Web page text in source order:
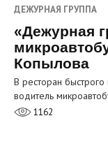
ДЕЖУРНАЯ ГРУППА
«Дежурная
Копылова
В ресторан
водитель
1162